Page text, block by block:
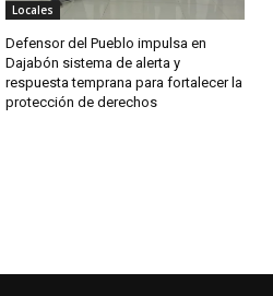
Locales
Defensor del Pueblo impulsa en
Dajabón sistema de alerta y
respuesta temprana para fortalecer la
protección de derechos